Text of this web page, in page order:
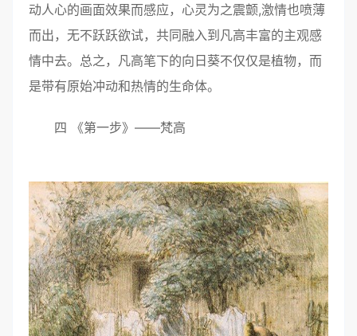
动人心的画面效果而感应，心灵为之震颤,激情也喷薄
而出，无不跃跃欲试，共同融入到凡高丰富的主观感
情中去。总之，凡高笔下的向日葵不仅仅是植物，而
是带有原始冲动和热情的生命体。
四 《第一步》——梵高